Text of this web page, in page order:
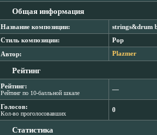
Общая информация
Название композиции: strings&drum
Стиль композиции: Pop
Автор: Plazmer
Рейтинг
Рейтинг:
Рейтинг по 10-балльной шкале
―
Голосов:
Кол-во проголосовавших
0
Статистика